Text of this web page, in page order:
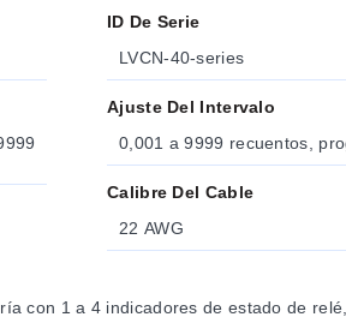
ID De Serie
LVCN-40-series
Ajuste Del Intervalo
0,001 a 9999 recuentos,
Calibre Del Cable
22 AWG
con 1 a 4 indicadores de estado de